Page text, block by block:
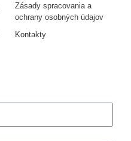
Zásady spracovania a
ochrany osobných údajov
Kontakty